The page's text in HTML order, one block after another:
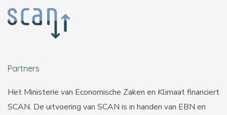
Partners
Het Ministerie van Economische Zaken en Klimaat financiert
SCAN. De uitvoering van SCAN is in handen van EBN en